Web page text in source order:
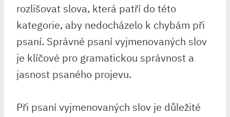
rozlišovat slova,‍ která patří do této
kategorie, aby ‌nedocházelo k chybám⁤ při
psaní. Správné psaní ​vyjmenovaných slov
je klíčové pro gramatickou ⁤správnost a
‍jasnost⁢ psaného projevu.
Při⁤ psaní vyjmenovaných slov je důležité